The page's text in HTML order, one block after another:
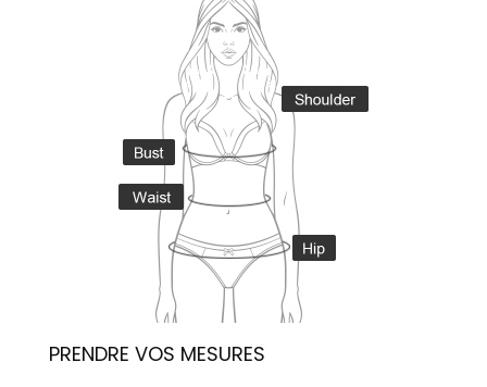
PRENDRE VOS MESURES